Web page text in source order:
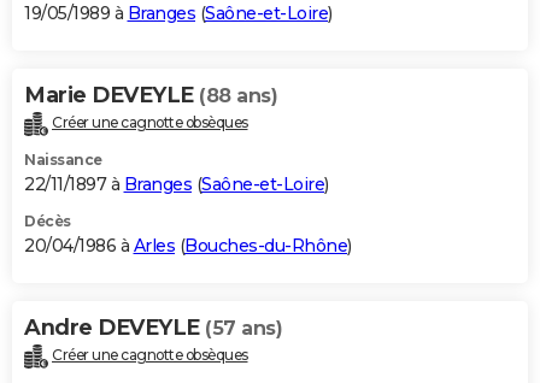
19/05/1989 à Branges (Saône-et-Loire)
Marie DEVEYLE (88 ans)
Créer une cagnotte obsèques
Naissance
22/11/1897 à Branges (Saône-et-Loire)
Décès
20/04/1986 à Arles (Bouches-du-Rhône)
Andre DEVEYLE (57 ans)
Créer une cagnotte obsèques